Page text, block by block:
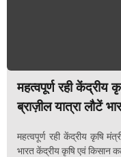
महत्वपूर्ण रही केंद्रीय
ब्राज़ील यात्रा लौटें
महत्वपूर्ण रही केंद्रीय कृषि
भारत केंद्रीय कृषि एवं किसान